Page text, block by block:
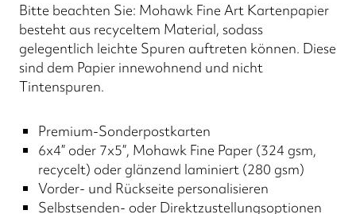
Bitte beachten Sie: Mohawk Fine Art Kartenpapier
besteht aus recyceltem Material, sodass
gelegentlich leichte Spuren auftreten können. Diese
sind dem Papier innewohnend und nicht
Tintenspuren.
Premium-Sonderpostkarten
6x4” oder 7x5”, Mohawk Fine Paper (324 gsm,
recycelt) oder glänzend laminiert (280 gsm)
Vorder- und Rückseite personalisieren
Selbstsenden- oder Direktzustellungsoptionen